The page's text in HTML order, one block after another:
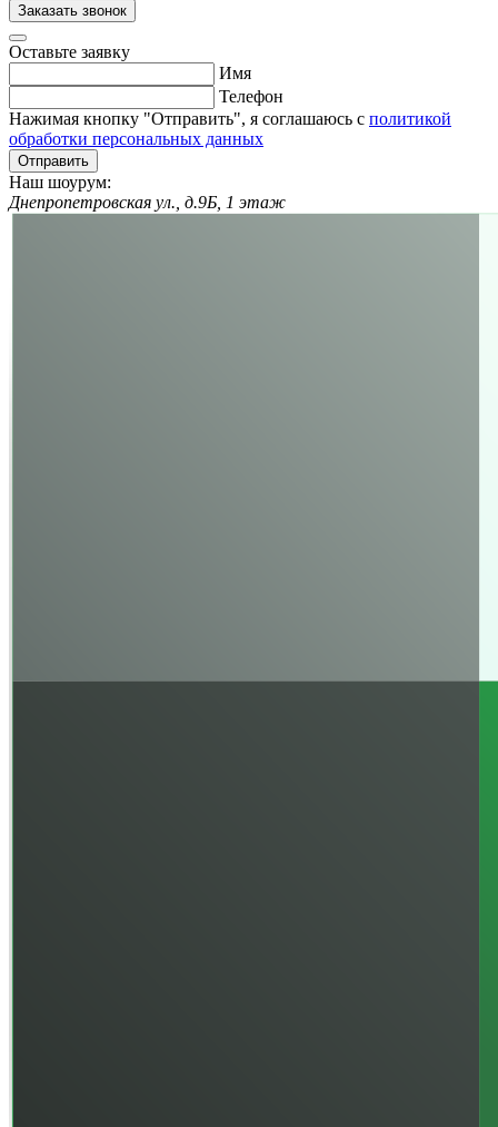
Заказать звонок
Оставьте заявку
Имя
Телефон
Нажимая кнопку "Отправить", я соглашаюсь с политикой
обработки персональных данных
Отправить
Наш шоурум:
Днепропетровская ул., д.9Б, 1 этаж